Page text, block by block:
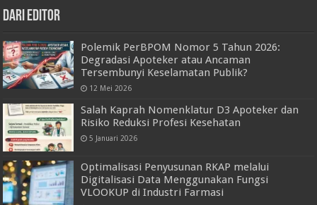
Dari Editor
Polemik PerBPOM Nomor 5 Tahun 2026:
Degradasi Apoteker atau Ancaman
Tersembunyi Keselamatan Publik?
12 Mei 2026
Salah Kaprah Nomenklatur D3 Apoteker dan
Risiko Reduksi Profesi Kesehatan
5 Januari 2026
Optimalisasi Penyusunan RKAP melalui
Digitalisasi Data Menggunakan Fungsi
VLOOKUP di Industri Farmasi